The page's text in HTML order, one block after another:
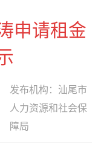
申请租金
发布机构： 汕尾市
人力资源和社会保
障局